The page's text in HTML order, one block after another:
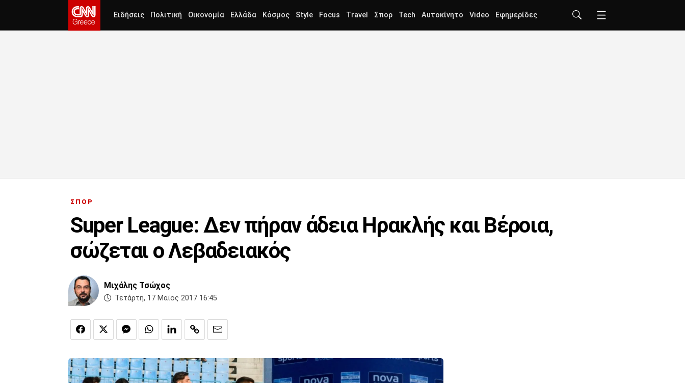
Ειδήσεις Πολιτική Οικονομία Ελλάδα Κόσμος Style Focus Travel Σπορ Tech Αυτοκίνητο Video Εφημερίδες
ΣΠΟΡ
Super League: Δεν πήραν άδεια Ηρακλής και Βέροια,
σώζεται ο Λεβαδειακός
Μιχάλης Τσώχος
Τετάρτη, 17 Μαϊος 2017 16:45